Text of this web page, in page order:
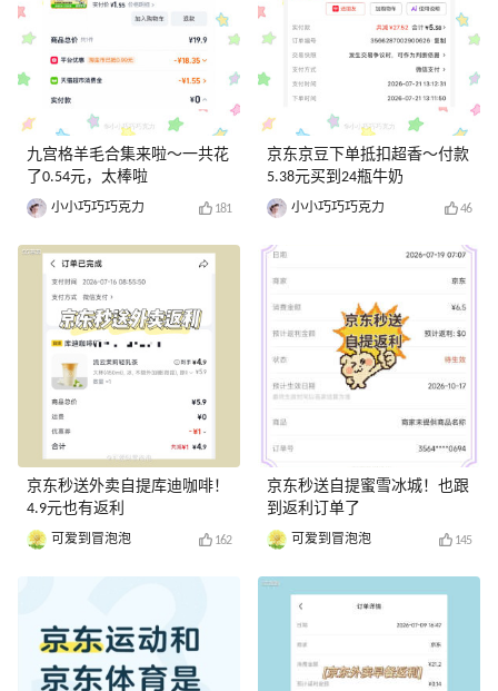
九宫格羊毛合集来啦～一共花
了0.54元，太棒啦
小小巧巧巧克力 181
京东秒送外卖自提库迪咖啡！
4.9元也有返利
可爱到冒泡泡 162
京东京豆下单抵扣超香～付款
5.38元买到24瓶牛奶
小小巧巧巧克力 46
京东秒送自提蜜雪冰城！也跟
到返利订单了
可爱到冒泡泡 145